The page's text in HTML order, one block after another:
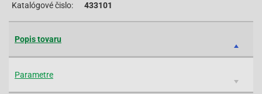
Katalógové čislo: 433101
Popis tovaru
Parametre